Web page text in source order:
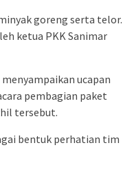
goreng serta telor.
ketua PKK Sanimar
ucapan
pembagian paket
tersebut.
bentuk perhatian tim